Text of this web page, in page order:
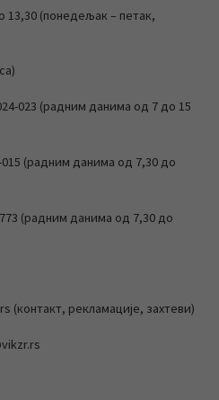
13,30 (понедељак – петак,
023 (радним данима од 7 до 15
015 (радним данима од 7,30 до
(радним данима од 7,30 до
(контакт, рекламације, захтеви)